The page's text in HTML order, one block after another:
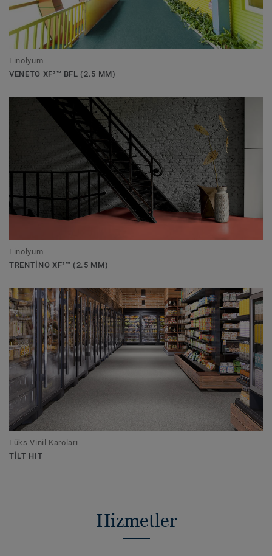
Linolyum
VENETO XF²™ BFL (2.5 MM)
Linolyum
TRENTINO XF²™ (2.5 MM)
Lüks Vinil Karoları
TILT HIT
Hizmetler